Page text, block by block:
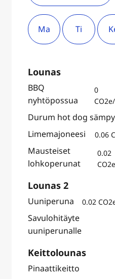
Ma Ti
Lounas
BBQ
nyhtöpossua
0
Durum hot dog
Limemajoneesi
0.06
Mausteiset
lohkoperunat
0.02
Lounas 2
Uuniperuna 0.02
Savulohitäyte
uuniperunalle
Keittolounas
Pinaattikeitto